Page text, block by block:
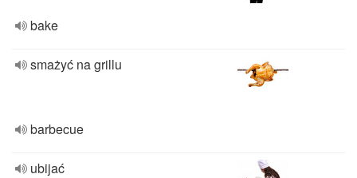
bake
smażyć na grillu
barbecue
ubijać